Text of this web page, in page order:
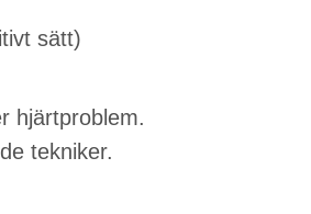
sätt)
hjärtproblem.
tekniker.